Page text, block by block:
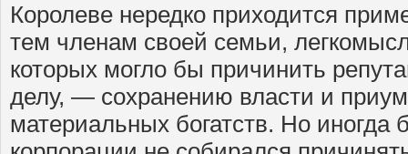
Королеве нередко приходится
тем членам своей семьи,
которых могло бы причинить
делу, — сохранению власти и
материальных богатств. Но иногда